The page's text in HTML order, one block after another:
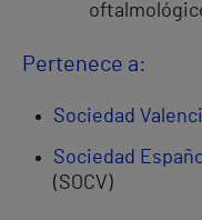
Pertenece a:
Sociedad
Sociedad
(SOCV)